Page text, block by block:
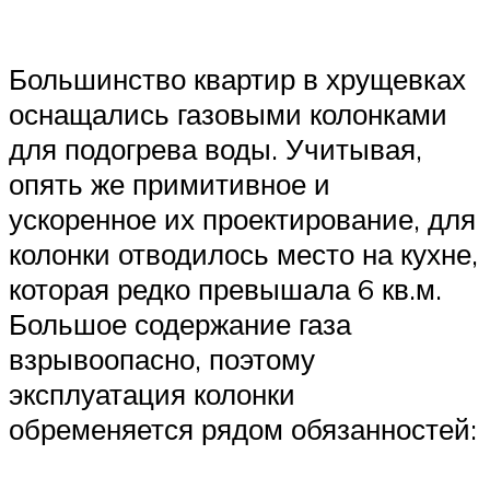
Большинство квартир в хрущевках
оснащались газовыми колонками
для подогрева воды. Учитывая,
опять же примитивное и
ускоренное их проектирование, для
колонки отводилось место на кухне,
которая редко превышала 6 кв.м.
Большое содержание газа
взрывоопасно, поэтому
эксплуатация колонки
обременяется рядом обязанностей: